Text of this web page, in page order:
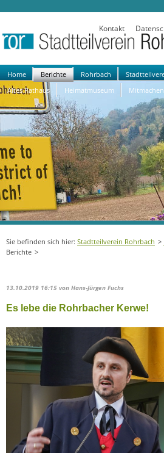
Kontakt
Navigation
überspringen
Home Berichte Rohrbach
Altes Rathaus
Heimatmuseum
Stadtteilverein Rohrbach
Berichte
13.10.2019 16:15 von Hans-Jürgen Fuchs
Es lebe die Rohrbacher Kerwe!